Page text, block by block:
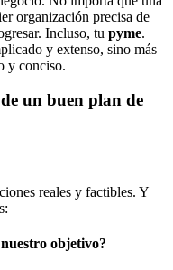
organización precisa de
Incluso, tu pyme.
y extenso, sino más
y conciso.
un buen plan de
reales y factibles. Y
objetivo?